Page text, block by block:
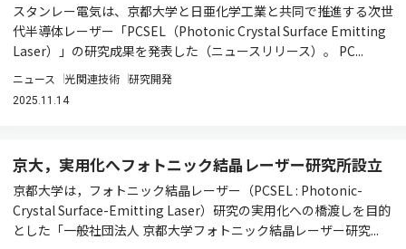
スタンレー電気は、京都大学と日亜化学工業と共同で推進する次世
代半導体レーザー「PCSEL（Photonic Crystal Surface Emitting
Laser）」の研究成果を発表した（ニュースリリース）。 PC...
ニュース 光関連技術 研究開発
2025.11.14
京大，実用化へフォトニック結晶レーザー研究所設立
京都大学は，フォトニック結晶レーザー（PCSEL : Photonic-
Crystal Surface-Emitting Laser）研究の実用化への橋渡しを目的
とした「一般社団法人 京都大学フォトニック結晶レーザー研究...